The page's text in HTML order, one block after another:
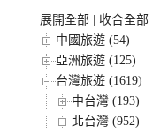
展開全部
收合全部
中國旅遊 (54)
亞洲旅遊 (125)
台灣旅遊 (1619)
中台灣 (193)
北台灣 (952)